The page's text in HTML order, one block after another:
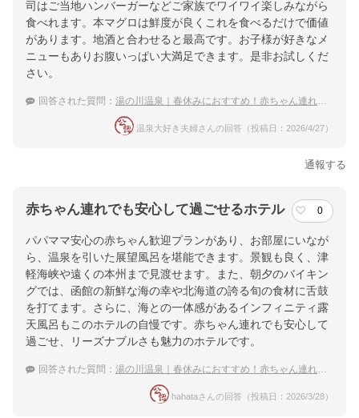
司はご当地ハンバーガーなどご家族でワイワイ楽しみながら
食べれます。本マグロは鮮度が良くこれを食べるだけで価値
があります。地酒と合わせると最高です。お子様が好きなメ
ニューもありお腹いっぱい大満足できます。是非お試しくだ
さい。
回答された質問： 湯の川温泉｜春休みにおすすめ！赤ちゃん連れでも泊まりやすい宿は？
温泉大好き夫婦さんの回答（投稿日：2026/4/27）
通報する
赤ちゃん連れでも安心して過ごせるホテル 0
パパママ安心の赤ちゃん歓迎プランがあり、お部屋にいなが
ら、温泉を引いた展望風呂を堪能できます。景観も良く、津
軽海峡や遠くの本州まで見渡せます。また、朝夕のバイキン
グでは、函館の新鮮な海の幸や北海道の誇る旬の食材に舌鼓
を打てます。さらに、海との一体感があるインフィニティ露
天風呂もこのホテルの自慢です。赤ちゃん連れでも安心して
過ごせ、リーズナブルさも魅力のホテルです。
回答された質問： 湯の川温泉｜春休みにおすすめ！赤ちゃん連れでも泊まりやすい宿は？
hahataさんの回答（投稿日：2026/3/28）